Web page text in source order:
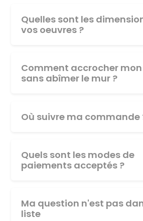
Quelles sont les
vos oeuvres ?
Comment accrocher
sans abîmer le mur ?
Où suivre ma commande
Quels sont les modes de
paiements acceptés ?
Ma question n'est pas
liste